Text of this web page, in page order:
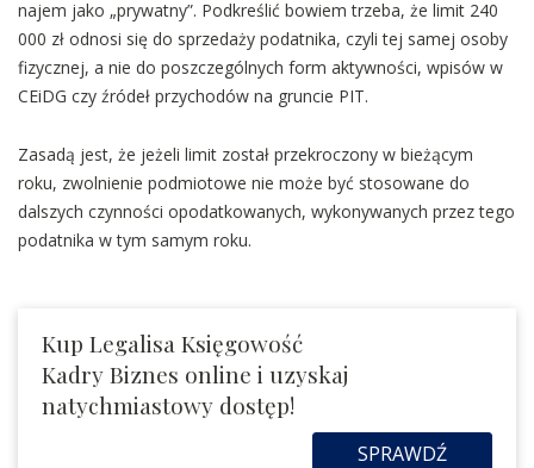
najem jako „prywatny”. Podkreślić bowiem trzeba, że limit 240
000 zł odnosi się do sprzedaży podatnika, czyli tej samej osoby
fizycznej, a nie do poszczególnych form aktywności, wpisów w
CEiDG czy źródeł przychodów na gruncie PIT.
Zasadą jest, że jeżeli limit został przekroczony w bieżącym
roku, zwolnienie podmiotowe nie może być stosowane do
dalszych czynności opodatkowanych, wykonywanych przez tego
podatnika w tym samym roku.
Kup Legalisa Księgowość
Kadry Biznes online i uzyskaj
natychmiastowy dostęp!
SPRAWDŹ